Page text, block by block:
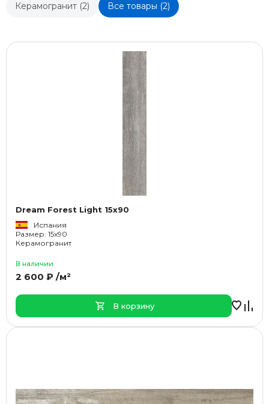
Керамогранит (2) Все товары (2)
Dream Forest Light 15x90
Испания
Размер: 15x90
Керамогранит
В наличии
2 600 ₽ /м²
В корзину